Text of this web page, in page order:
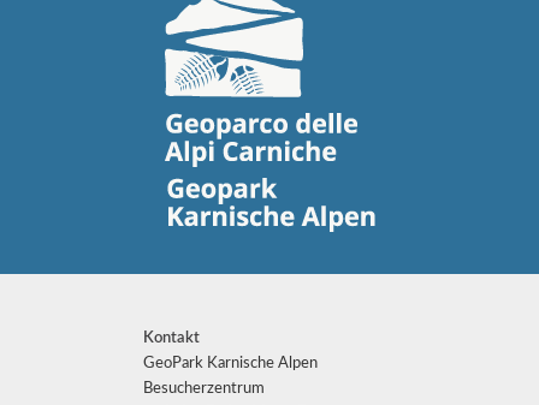
Kontakt
GeoPark Karnische Alpen
Besucherzentrum